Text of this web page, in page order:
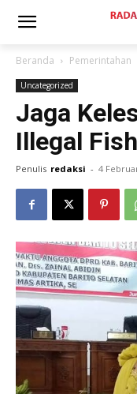
Beranda Pemerintahan
Uncategorized
Jaga
Illegal
Penulis redaksi - 4